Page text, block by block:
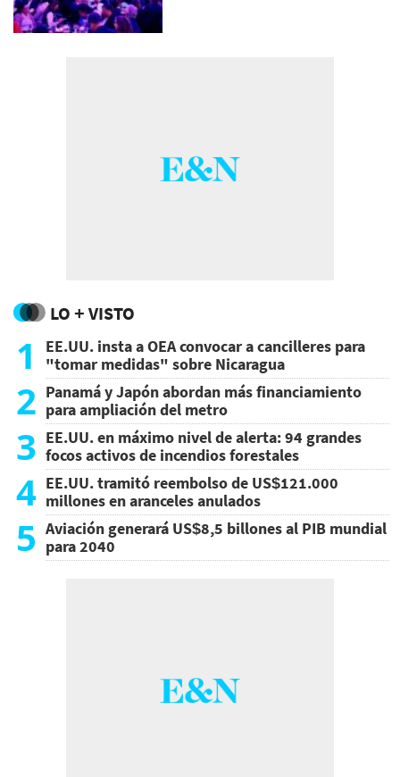
LO + VISTO
1
EE.UU. insta a OEA convocar a cancilleres para
"tomar medidas" sobre Nicaragua
2 Panamá y Japón abordan más financiamiento
para ampliación del metro
3 EE.UU. en máximo nivel de alerta: 94 grandes
focos activos de incendios forestales
4 EE.UU. tramitó reembolso de US$121.000
millones en aranceles anulados
5 Aviación generará US$8,5 billones al PIB mundial
para 2040